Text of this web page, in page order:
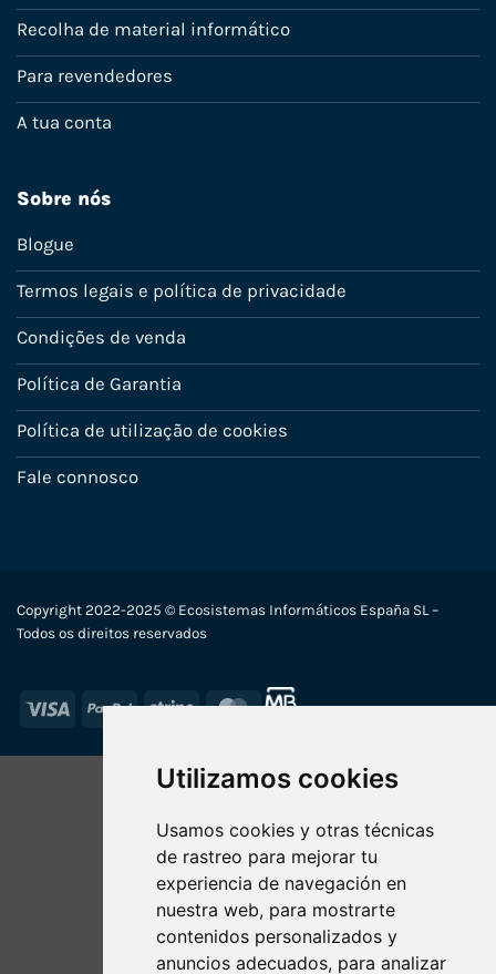
Utilizamos cookies
Usamos cookies y otras técnicas
de rastreo para mejorar tu
experiencia de navegación en
nuestra web, para mostrarte
contenidos personalizados y
anuncios adecuados, para analizar
Recolha de material informático
Para revendedores
A tua conta
Sobre nós
Blogue
Termos legais e política de privacidade
Condições de venda
Política de Garantia
Política de utilização de cookies
Fale connosco
Copyright 2022-2025 © Ecosistemas Informáticos España SL –
Todos os direitos reservados
Visa PayPal Stripe MasterCard